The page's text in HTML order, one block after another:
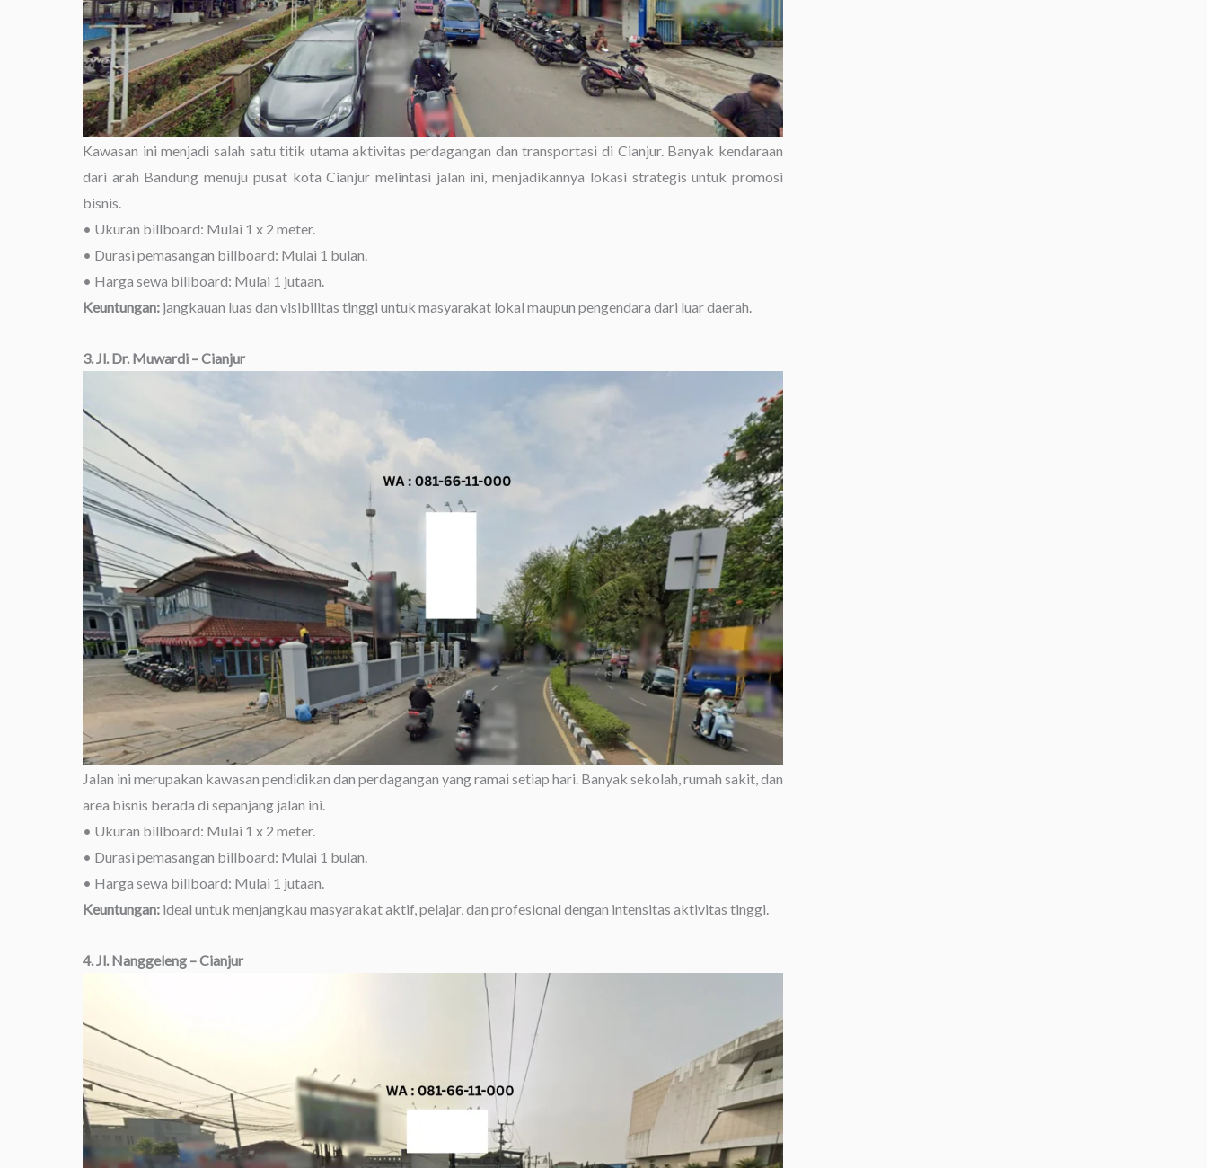
Kawasan ini menjadi salah satu titik utama aktivitas perdagangan dan transportasi di Cianjur. Banyak kendaraan
dari arah Bandung menuju pusat kota Cianjur melintasi jalan ini, menjadikannya lokasi strategis untuk promosi
bisnis.
• Ukuran billboard: Mulai 1 x 2 meter.
• Durasi pemasangan billboard: Mulai 1 bulan.
• Harga sewa billboard: Mulai 1 jutaan.
Keuntungan: jangkauan luas dan visibilitas tinggi untuk masyarakat lokal maupun pengendara dari luar daerah.
3. Jl. Dr. Muwardi – Cianjur
Jalan ini merupakan kawasan pendidikan dan perdagangan yang ramai setiap hari. Banyak sekolah, rumah sakit, dan
area bisnis berada di sepanjang jalan ini.
• Ukuran billboard: Mulai 1 x 2 meter.
• Durasi pemasangan billboard: Mulai 1 bulan.
• Harga sewa billboard: Mulai 1 jutaan.
Keuntungan: ideal untuk menjangkau masyarakat aktif, pelajar, dan profesional dengan intensitas aktivitas tinggi.
4. Jl. Nanggeleng – Cianjur